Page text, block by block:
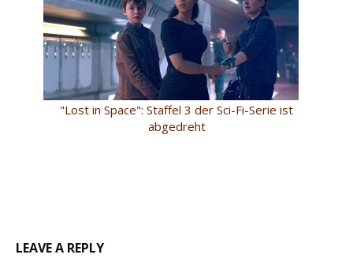
"Lost in Space": Staffel 3 der Sci-Fi-Serie ist
abgedreht
LEAVE A REPLY